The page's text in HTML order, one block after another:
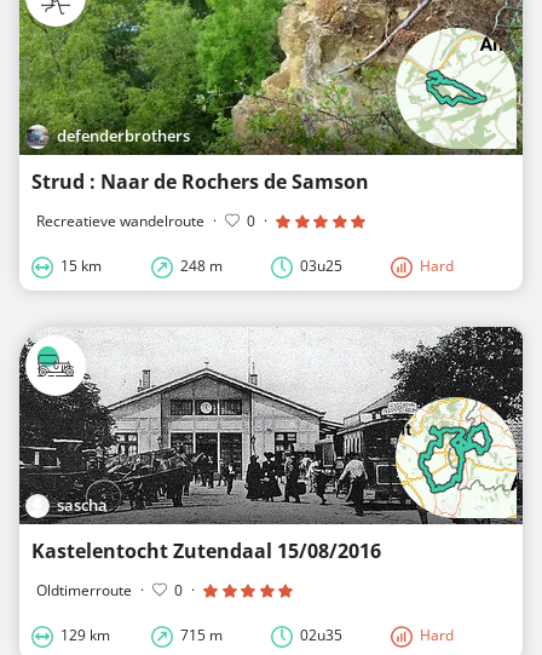
defenderbrothers
Strud : Naar de Rochers de Samson
Recreatieve wandelroute · 0 ·
15 km 248 m 03u25 Hard
sascha
Kastelentocht Zutendaal 15/08/2016
Oldtimerroute · 0 ·
129 km 715 m 02u35 Hard